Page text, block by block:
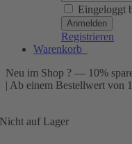
Eingeloggt
Registrieren
Warenkorb
Neu im Shop ? — 10%
| Ab einem Bestellwert von
Nicht auf Lager